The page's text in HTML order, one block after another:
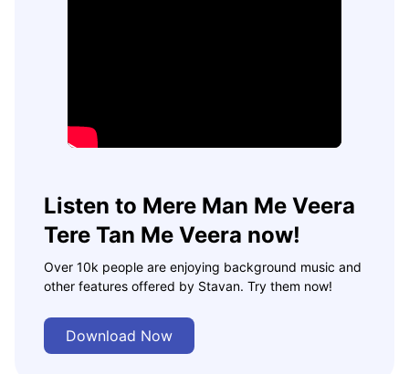
Listen to Mere Man Me Veera
Tere Tan Me Veera now!
Over 10k people are enjoying background music and
other features offered by Stavan. Try them now!
Download Now